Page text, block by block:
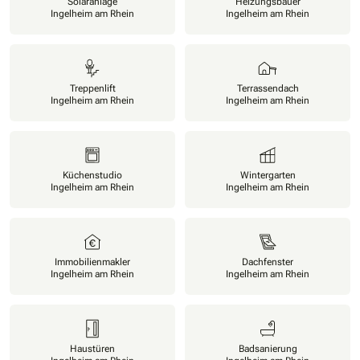
Ingelheim am Rhein
Ingelheim am Rhein
Treppenlift
Ingelheim am Rhein
Terrassendach
Ingelheim am Rhein
Küchenstudio
Ingelheim am Rhein
Wintergarten
Ingelheim am Rhein
Immobilienmakler
Ingelheim am Rhein
Dachfenster
Ingelheim am Rhein
Haustüren
Badsanierung